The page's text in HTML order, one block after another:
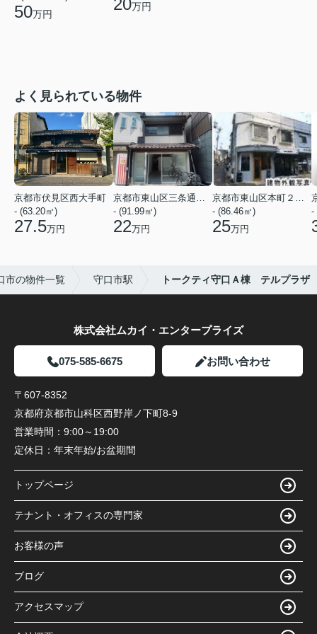
50万円
20万円
よく見られている物件
京都市伏見区西大手町
- (63.20㎡)
27.5万円
- (91.99㎡)
22万円
- (86.46㎡)
25万円
-
市の物件一覧 守口市駅 トークティ守口Ａ棟 テルプラザ
株式会社ムカイ・エンタープライズ
075-585-6675 お問い合わせ
〒607-8352
京都府京都市山科区西野岸ノ下町8-9
営業時間： 9:00～19:00
定休日： 年末年始/お盆期間
トップページ
テナント・オフィスの専門家
お客様の声
ブログ
アクセスマップ